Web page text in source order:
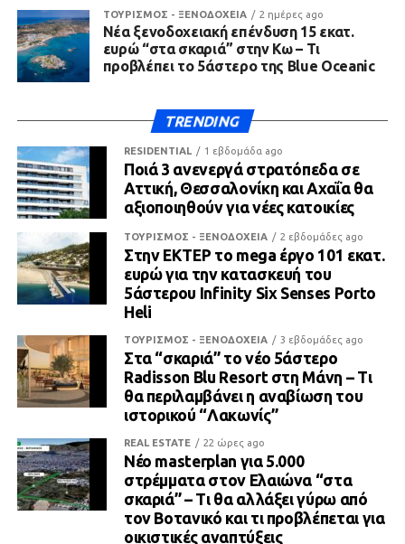
ΤΟΥΡΙΣΜΟΣ - ΞΕΝΟΔΟΧΕΙΑ 2 ημέρες ago
Νέα ξενοδοχειακή επένδυση 15 εκατ.
ευρώ “στα σκαριά” στην Κω – Τι
προβλέπει το 5άστερο της Blue Oceanic
TRENDING
RESIDENTIAL 1 εβδομάδα ago
Ποιά 3 ανενεργά στρατόπεδα σε
Αττική, Θεσσαλονίκη και Αχαΐα θα
αξιοποιηθούν για νέες κατοικίες
ΤΟΥΡΙΣΜΟΣ - ΞΕΝΟΔΟΧΕΙΑ 2 εβδομάδες ago
Στην ΕΚΤΕΡ το mega έργο 101 εκατ.
ευρώ για την κατασκευή του
5άστερου Infinity Six Senses Porto
Heli
ΤΟΥΡΙΣΜΟΣ - ΞΕΝΟΔΟΧΕΙΑ 3 εβδομάδες ago
Στα “σκαριά” το νέο 5άστερο
Radisson Blu Resort στη Μάνη – Τι
θα περιλαμβάνει η αναβίωση του
ιστορικού “Λακωνίς”
REAL ESTATE 22 ώρες ago
Νέο masterplan για 5.000
στρέμματα στον Ελαιώνα “στα
σκαριά” – Τι θα αλλάξει γύρω από
τον Βοτανικό και τι προβλέπεται για
οικιστικές αναπτύξεις